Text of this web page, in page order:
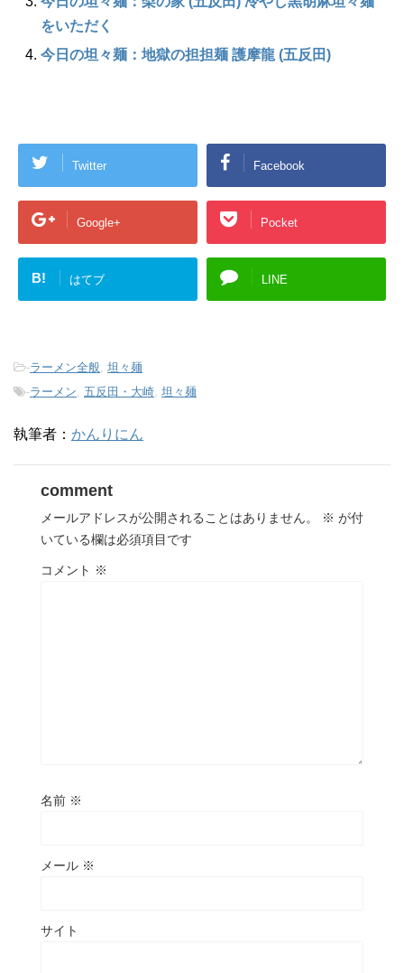
をいただく
今日の坦々麺：地獄の担担麺 護摩龍 (五反田)
Twitter Facebook
Google+ Pocket
B! はてブ LINE
-ラーメン全般, 坦々麺
-ラーメン, 五反田・大崎, 坦々麺
執筆者： かんりにん
comment
メールアドレスが公開されることはありません。 ※ が付
いている欄は必須項目です
コメント ※
名前 ※
メール ※
サイト